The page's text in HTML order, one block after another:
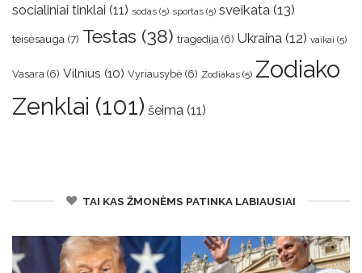
socialiniai tinklai (11) sodas (5) sportas (5) sveikata (13)
teisėsauga (7) Testas (38) tragedija (6) Ukraina (12) vaikai (5)
Vasara (6) Vilnius (10) Vyriausybė (6) Zodiakas (5) Zodiako
Zenklai (101) šeima (11)
TAI KAS ŽMONĖMS PATINKA LABIAUSIAI